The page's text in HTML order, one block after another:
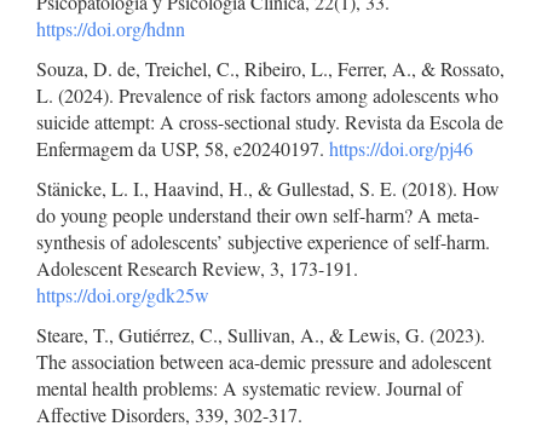
https://doi.org/hdnn
Souza, D. de, Treichel, C., Ribeiro, L., Ferrer, A., & Rossato,
L. (2024). Prevalence of risk factors among adolescents who
suicide attempt: A cross-sectional study. Revista da Escola de
Enfermagem da USP, 58, e20240197. https://doi.org/pj46
Stänicke, L. I., Haavind, H., & Gullestad, S. E. (2018). How
do young people understand their own self-harm? A meta-
synthesis of adolescents’ subjective experience of self-harm.
Adolescent Research Review, 3, 173-191.
https://doi.org/gdk25w
Steare, T., Gutiérrez, C., Sullivan, A., & Lewis, G. (2023).
The association between aca-demic pressure and adolescent
mental health problems: A systematic review. Journal of
Affective Disorders, 339, 302-317.